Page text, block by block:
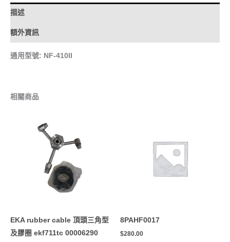
描述
額外資訊
通用型號: NF-410II
相關商品
EKA rubber cable 頂頭三角型
及膠圈 ekf711tc 00006290
8PAHF0017
$280.00